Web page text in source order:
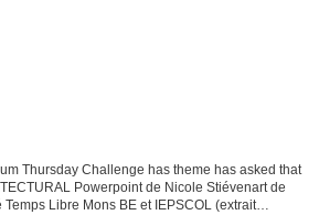
Thursday Challenge has theme has asked that
Powerpoint de Nicole Stiévenart de
Libre Mons BE et IEPSCOL (extrait